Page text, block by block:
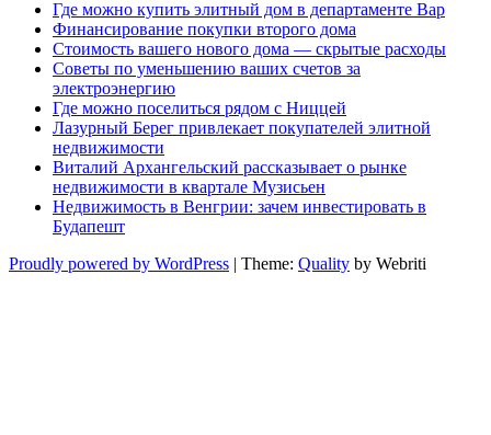
Где можно купить элитный дом в департаменте Вар
Финансирование покупки второго дома
Стоимость вашего нового дома — скрытые расходы
Советы по уменьшению ваших счетов за
электроэнергию
Где можно поселиться рядом с Ниццей
Лазурный Берег привлекает покупателей элитной
недвижимости
Виталий Архангельский рассказывает о рынке
недвижимости в квартале Музисьен
Недвижимость в Венгрии: зачем инвестировать в
Будапешт
Proudly powered by WordPress | Theme: Quality by Webriti